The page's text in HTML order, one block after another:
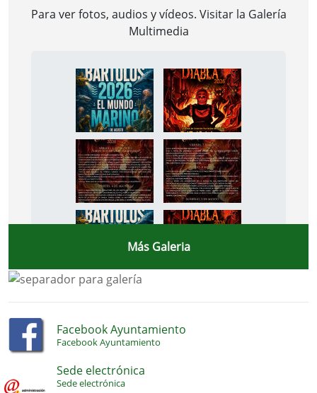
Para ver fotos, audios y vídeos. Visitar la Galería
Multimedia
Más Galeria
Facebook Ayuntamiento
Facebook Ayuntamiento
Sede electrónica
Sede electrónica